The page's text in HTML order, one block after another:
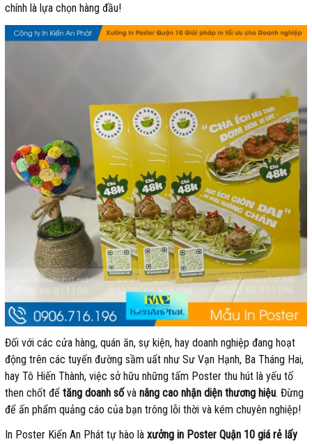
chính là lựa chọn hàng đầu!
Đối với các cửa hàng, quán ăn, sự kiện, hay doanh nghiệp đang hoạt
động trên các tuyến đường sầm uất như Sư Vạn Hạnh, Ba Tháng Hai,
hay Tô Hiến Thành, việc sở hữu những tấm Poster thu hút là yếu tố
then chốt đểtăng doanh sốvànâng cao nhận diện thương hiệu. Đừng
để ấn phẩm quảng cáo của bạn trông lỗi thời và kém chuyên nghiệp!
In Poster Kiến An Phát tự hào làxưởng in Poster Quận 10 giá rẻ lấy